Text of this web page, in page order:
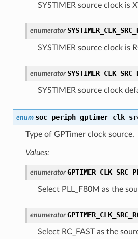
SYSTIMER source clock is
enumerator
SYSTIMER source clock is
enumerator
SYSTIMER source clock
enum
Type of GPTimer clock source.
Values:
enumerator
Select PLL_F80M as the
enumerator
Select RC_FAST as the